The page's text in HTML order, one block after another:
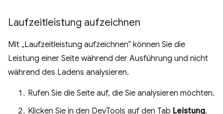
Laufzeitleistung aufzeichnen
Mit „Laufzeitleistung aufzeichnen“ können Sie die
Leistung einer Seite während der Ausführung und nicht
während des Ladens analysieren.
Rufen Sie die Seite auf, die Sie analysieren möchten.
Klicken Sie in den DevTools auf den Tab Leistung.